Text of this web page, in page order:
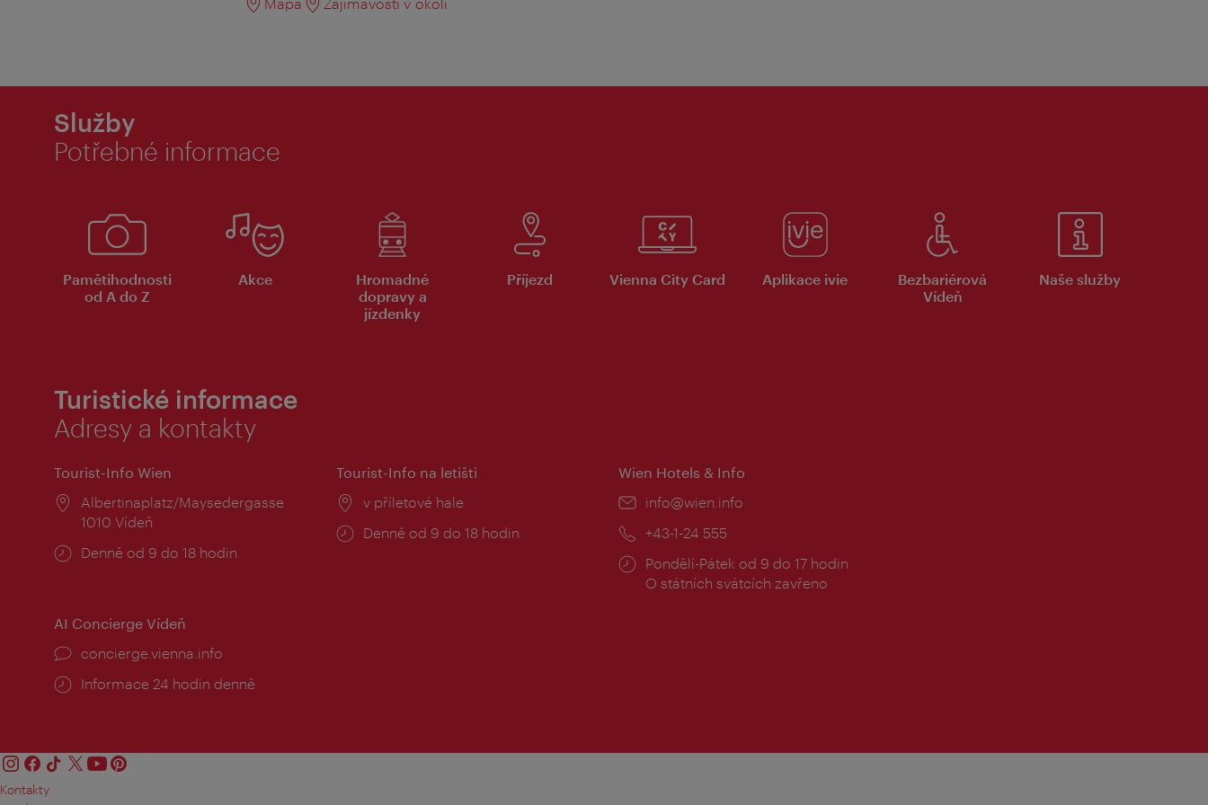
Mapa Zajímavosti v okolí
Služby
Potřebné informace
Pamětihodnosti
od A do Z
Akce
Hromadné
dopravy a
jízdenky
Příjezd Vienna City Card Aplikace ivie
Bezbariérová
Vídeň
Naše služby
Turistické informace
Adresy a kontakty
Tourist-Info Wien
Místo:
Albertinaplatz/Maysedergasse
1010 Vídeň
Provozní
Denně od 9 do 18 hodin
Tourist-Info na letišti
Místo:
v příletové hale
Provozní
Denně od 9 do 18 hodin
Wien Hotels & Info
E-
info@wien.info
Telefon:
+43-1-24 555
Provozní
doba:
Pondělí-Pátek od 9 do 17 hodin
O státních svátcích zavřeno
AI Concierge Vídeň
concierge.vienna.info
Informace 24 hodin denně
Kontakty